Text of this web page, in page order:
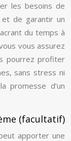
les besoins de
de garantir un
du temps à
vous assurez
pourrez profiter
sans stress ni
promesse d’un
(facultatif)
apporter une